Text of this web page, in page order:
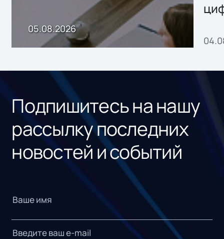
05.08.2026
Подпишитесь на нашу
рассылку последних
новостей и событий